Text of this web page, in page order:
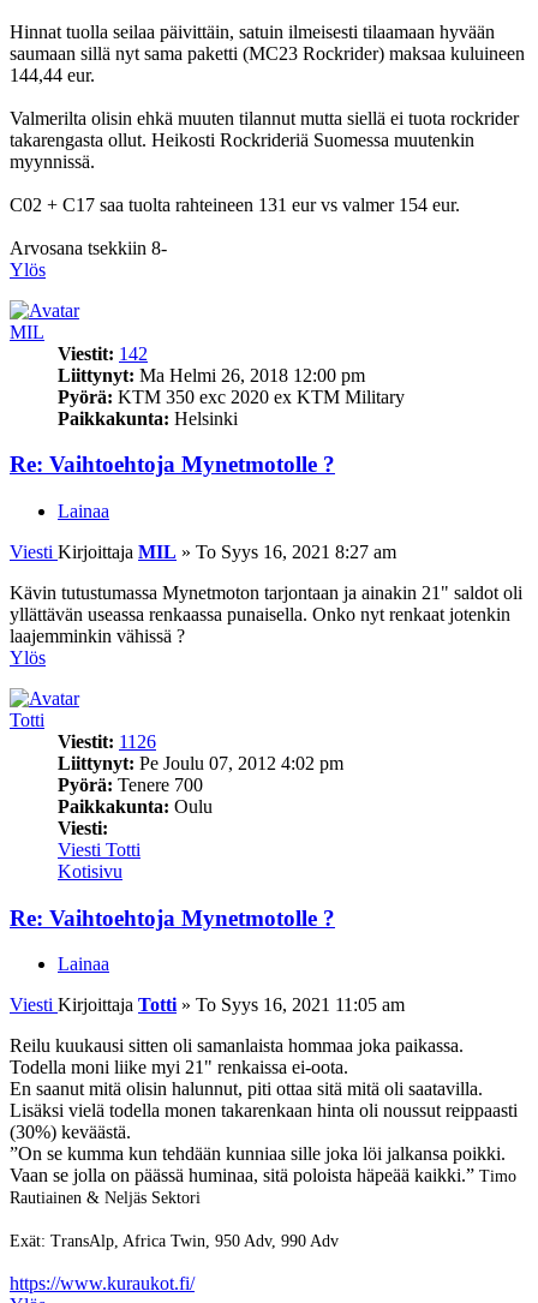
Hinnat tuolla seilaa päivittäin, satuin ilmeisesti tilaamaan hyvään
saumaan sillä nyt sama paketti (MC23 Rockrider) maksaa kuluineen
144,44 eur.
Valmerilta olisin ehkä muuten tilannut mutta siellä ei tuota rockrider
takarengasta ollut. Heikosti Rockrideriä Suomessa muutenkin
myynnissä.
C02 + C17 saa tuolta rahteineen 131 eur vs valmer 154 eur.
Arvosana tsekkiin 8-
Ylös
MIL
Viestit: 142
Liittynyt: Ma Helmi 26, 2018 12:00 pm
Pyörä: KTM 350 exc 2020 ex KTM Military
Paikkakunta: Helsinki
Re: Vaihtoehtoja Mynetmotolle ?
Lainaa
Viesti Kirjoittaja MIL » To Syys 16, 2021 8:27 am
Kävin tutustumassa Mynetmoton tarjontaan ja ainakin 21" saldot oli
yllättävän useassa renkaassa punaisella. Onko nyt renkaat jotenkin
laajemminkin vähissä ?
Ylös
Totti
Viestit: 1126
Liittynyt: Pe Joulu 07, 2012 4:02 pm
Pyörä: Tenere 700
Paikkakunta: Oulu
Viesti:
Viesti Totti
Kotisivu
Re: Vaihtoehtoja Mynetmotolle ?
Lainaa
Viesti Kirjoittaja Totti » To Syys 16, 2021 11:05 am
Reilu kuukausi sitten oli samanlaista hommaa joka paikassa.
Todella moni liike myi 21" renkaissa ei-oota.
En saanut mitä olisin halunnut, piti ottaa sitä mitä oli saatavilla.
Lisäksi vielä todella monen takarenkaan hinta oli noussut reippaasti
(30%) keväästä.
”On se kumma kun tehdään kunniaa sille joka löi jalkansa poikki.
Vaan se jolla on päässä huminaa, sitä poloista häpeää kaikki.” Timo
Rautiainen & Neljäs Sektori
Exät: TransAlp, Africa Twin, 950 Adv, 990 Adv
https://www.kuraukot.fi/